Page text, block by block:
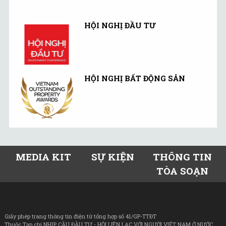
HỘI NGHỊ ĐẦU TƯ
HỘI NGHỊ BẤT ĐỘNG SẢN
MEDIA KIT SỰ KIỆN
THÔNG TIN
TÒA SOẠN
Giấy phép trang thông tin điện tử tổng hợp số 41/GP-TTĐT
Thuộc Tạp chí NHỊP CẦU ĐẦU TƯ - HỘI LIÊN LẠC VỚI NGƯỜI VIỆT NAM Ở NƯỚC